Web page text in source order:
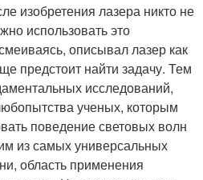
изобретения лазера никто не
использовать это
описывал лазер как
предстоит найти задачу. Тем
исследований,
ученых, которым
поведение световых волн
из самых универсальных
область применения